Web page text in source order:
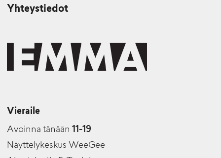
Yhteystiedot
Vieraile
Avoinna tänään 11-19
Näyttelykeskus WeeGee